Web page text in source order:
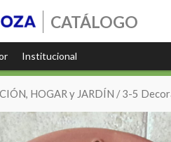
CATÁLOGO
Institucional
HOGAR y JARDÍN /3-5